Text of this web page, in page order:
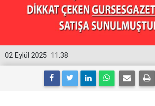
11:38
02 Eylül 2025